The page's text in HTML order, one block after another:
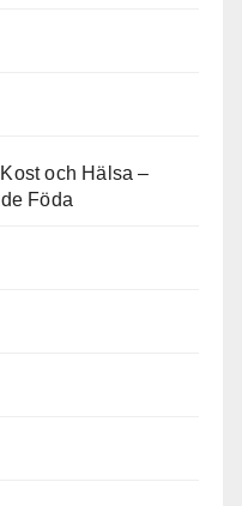
och Hälsa –
Föda